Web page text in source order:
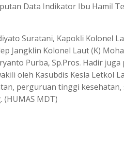
Data Indikator Ibu Hamil
Suratani, Kapokli Kolonel
Jangklin Kolonel Laut (K)
Purba, Sp.Pros. Hadir
oleh Kasubdis Kesla Letkol
perguruan tinggi
MDT)